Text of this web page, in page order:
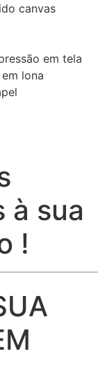
canvas
em tela
lona
à sua
!